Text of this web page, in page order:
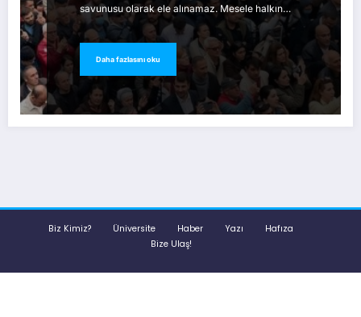
savunusu olarak ele alınamaz. Mesele halkın…
Daha fazlasını oku
Biz Kimiz? Üniversite Haber Yazı
Hafıza
Bize Ulaş!